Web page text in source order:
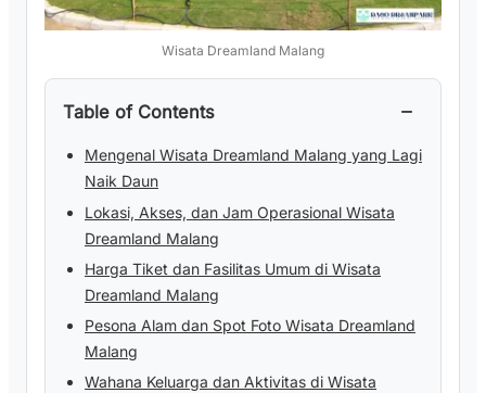
Wisata Dreamland Malang
Table of Contents −
Mengenal Wisata Dreamland Malang yang Lagi
Naik Daun
Lokasi, Akses, dan Jam Operasional Wisata
Dreamland Malang
Harga Tiket dan Fasilitas Umum di Wisata
Dreamland Malang
Pesona Alam dan Spot Foto Wisata Dreamland
Malang
Wahana Keluarga dan Aktivitas di Wisata